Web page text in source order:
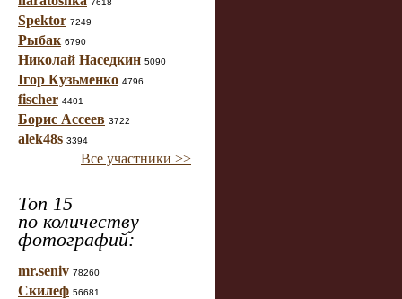
7618
Spektor 7249
Рыбак 6790
Николай Наседкин 5090
Ігор Кузьменко 4796
fischer 4401
Борис Ассеев 3722
alek48s 3394
Все участники >>
Топ 15
по количеству
фотографий:
mr.seniv 78260
Скилеф 56681